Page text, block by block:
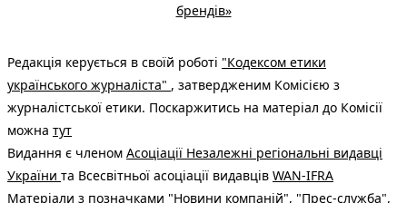
брендів»
Редакція керується в своїй роботі "Кодексом етики
українського журналіста" , затвердженим Комісією з
журналістської етики. Поскаржитись на матеріал до Комісії
можна тут
Видання є членом Асоціації Незалежні регіональні видавці
України та Всесвітньої асоціації видавців WAN-IFRA
Матеріали з позначками "Новини компаній", "Прес-служба",